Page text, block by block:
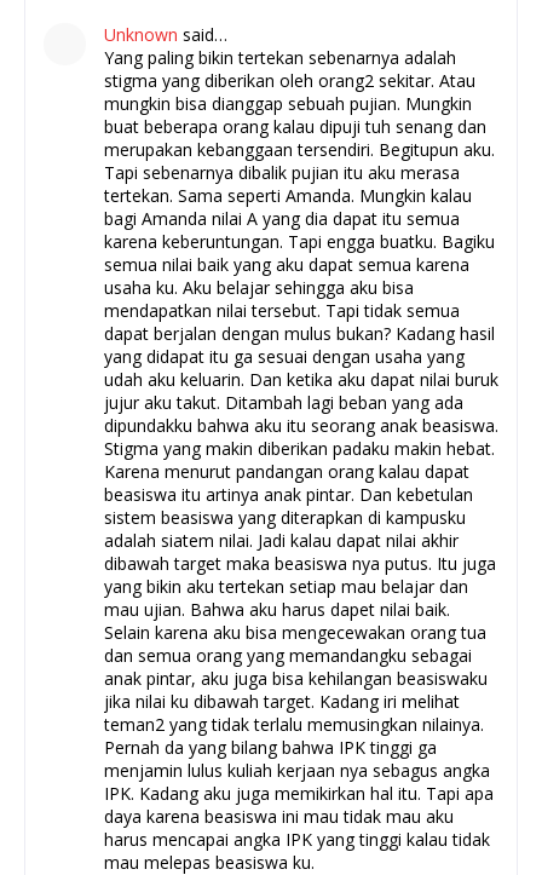
Unknown said…
Yang paling bikin tertekan sebenarnya adalah
stigma yang diberikan oleh orang2 sekitar. Atau
mungkin bisa dianggap sebuah pujian. Mungkin
buat beberapa orang kalau dipuji tuh senang dan
merupakan kebanggaan tersendiri. Begitupun aku.
Tapi sebenarnya dibalik pujian itu aku merasa
tertekan. Sama seperti Amanda. Mungkin kalau
bagi Amanda nilai A yang dia dapat itu semua
karena keberuntungan. Tapi engga buatku. Bagiku
semua nilai baik yang aku dapat semua karena
usaha ku. Aku belajar sehingga aku bisa
mendapatkan nilai tersebut. Tapi tidak semua
dapat berjalan dengan mulus bukan? Kadang hasil
yang didapat itu ga sesuai dengan usaha yang
udah aku keluarin. Dan ketika aku dapat nilai buruk
jujur aku takut. Ditambah lagi beban yang ada
dipundakku bahwa aku itu seorang anak beasiswa.
Stigma yang makin diberikan padaku makin hebat.
Karena menurut pandangan orang kalau dapat
beasiswa itu artinya anak pintar. Dan kebetulan
sistem beasiswa yang diterapkan di kampusku
adalah siatem nilai. Jadi kalau dapat nilai akhir
dibawah target maka beasiswa nya putus. Itu juga
yang bikin aku tertekan setiap mau belajar dan
mau ujian. Bahwa aku harus dapet nilai baik.
Selain karena aku bisa mengecewakan orang tua
dan semua orang yang memandangku sebagai
anak pintar, aku juga bisa kehilangan beasiswaku
jika nilai ku dibawah target. Kadang iri melihat
teman2 yang tidak terlalu memusingkan nilainya.
Pernah da yang bilang bahwa IPK tinggi ga
menjamin lulus kuliah kerjaan nya sebagus angka
IPK. Kadang aku juga memikirkan hal itu. Tapi apa
daya karena beasiswa ini mau tidak mau aku
harus mencapai angka IPK yang tinggi kalau tidak
mau melepas beasiswa ku.